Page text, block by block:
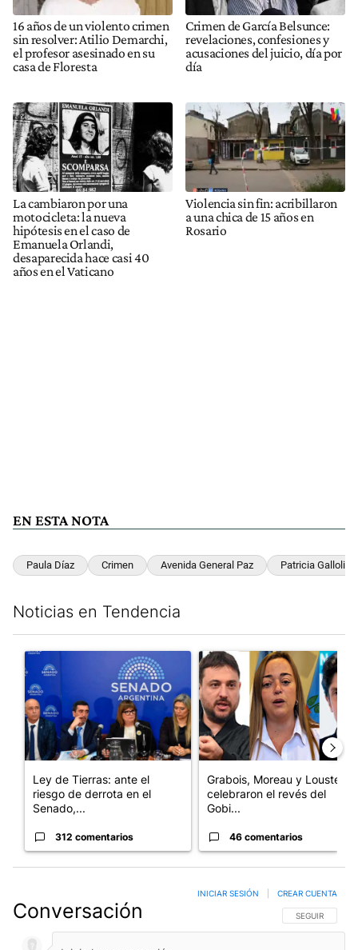
16 años de un violento crimen
sin resolver: Atilio Demarchi,
el profesor asesinado en su
casa de Floresta
Crimen de García Belsunce:
revelaciones, confesiones y
acusaciones del juicio, día por
día
La cambiaron por una
motocicleta: la nueva
hipótesis en el caso de
Emanuela Orlandi,
desaparecida hace casi 40
años en el Vaticano
Violencia sin fin: acribillaron
a una chica de 15 años en
Rosario
EN ESTA NOTA
Paula Díaz Crimen Avenida General Paz Patricia Galloli
Noticias en Tendencia
Un artículo de tendencia con el título "Ley de Tierras: ante el
Ley de Tierras: ante el
riesgo de derrota en el
Senado,...
312 comentarios
Un artículo de tendencia con
Grabois, Moreau y Lousteau
celebraron el revés del
Gobi...
46 comentarios
Conversación SIGA ESTA
SEGUIR
INICIAR SESIÓN CREAR CUENTA